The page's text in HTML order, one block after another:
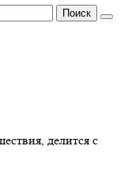
делится с